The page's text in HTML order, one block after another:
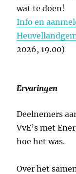
wat te doen!
Info en
2026, 19.00)
Ervaringen
Deelnemers
VvE’s met
hoe het was.
Over het